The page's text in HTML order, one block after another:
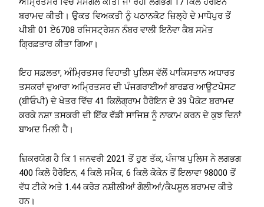
ਬਰਾਮਦ ਕੀਤੀ। ਉਕਤ ਵਿਅਕਤੀ ਨੂੰ ਪਠਾਨਕੋਟ ਜ਼ਿਲ੍ਹੇ ਦੇ ਮਾਧੋਪੁਰ ਤੋਂ
ਪੀਬੀ 01 ਏ6708 ਰਜਿਸਟ੍ਰੇਸ਼ਨ ਨੰਬਰ ਵਾਲੀ ਇਨੋਵਾ ਕੈਬ ਸਮੇਤ
ਗ੍ਰਿਫ਼ਤਾਰ ਕੀਤਾ ਗਿਆ।
ਇਹ ਸਫ਼ਲਤਾ, ਅੰਮ੍ਰਿਤਸਰ ਦਿਹਾਤੀ ਪੁਲਿਸ ਵੱਲੋਂ ਪਾਕਿਸਤਾਨ ਅਧਾਰਤ
ਤਸਕਰਾਂ ਦੁਆਰਾ ਅਮ੍ਰਿਤਸਰ ਦੀ ਪੰਜਗਰਾਈਆਂ ਬਾਰਡਰ ਆਊਟਪੋਸਟ
(ਬੀਓਪੀ) ਦੇ ਖੇਤਰ ਵਿੱਚ 41 ਕਿਲੋਗ੍ਰਾਮ ਹੈਰੋਇਨ ਦੇ 39 ਪੈਕੇਟ ਬਰਾਮਦ
ਕਰਕੇ ਨਸ਼ਾ ਤਸਕਰੀ ਦੀ ਇੱਕ ਵੱਡੀ ਸਾਜਿਸ਼ ਨੂੰ ਨਾਕਾਮ ਕਰਨ ਦੇ ਕੁਝ ਦਿਨਾਂ
ਬਾਅਦ ਮਿਲੀ ਹੈ।
ਜ਼ਿਕਰਯੋਗ ਹੈ ਕਿ 1 ਜਨਵਰੀ 2021 ਤੋਂ ਹੁਣ ਤੱਕ, ਪੰਜਾਬ ਪੁਲਿਸ ਨੇ ਲਗਭਗ
400 ਕਿਲੋ ਹੈਰੋਇਨ, 4 ਕਿਲੋ ਸਮੈਕ, 6 ਕਿਲੋ ਕੋਕੇਨ ਤੋਂ ਇਲਾਵਾ 98000 ਤੋਂ
ਵੱਧ ਟੀਕੇ ਅਤੇ 1.44 ਕਰੋੜ ਨਸ਼ੀਲੀਆਂ ਗੋਲੀਆਂ/ਕੈਪਸੂਲ ਬਰਾਮਦ ਕੀਤੇ
ਹਨ।